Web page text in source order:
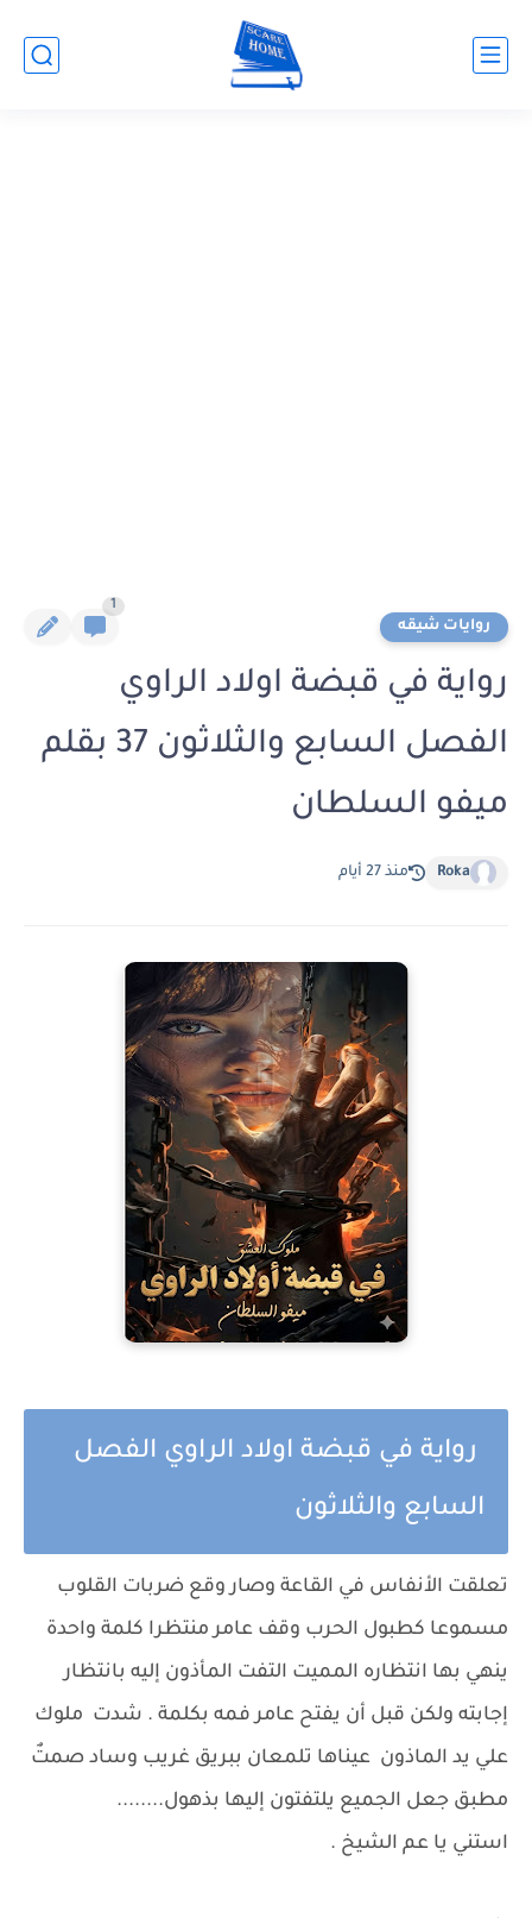
روايات شيقه
1
رواية في قبضة اولاد الراوي
الفصل السابع والثلاثون 37 بقلم
ميفو السلطان
Roka منذ 27 أيام
رواية في قبضة اولاد الراوي الفصل
السابع والثلاثون
تعلقت الأنفاس في القاعة وصار وقع ضربات القلوب
مسموعا كطبول الحرب وقف عامر منتظرا كلمة واحدة
ينهي بها انتظاره المميت التفت المأذون إليه بانتظار
إجابته ولكن قبل أن يفتح عامر فمه بكلمة . شدت ملوك
علي يد الماذون عيناها تلمعان ببريق غريب وساد صمتٌ
مطبق جعل الجميع يلتفتون إليها بذهول........
استني يا عم الشيخ .